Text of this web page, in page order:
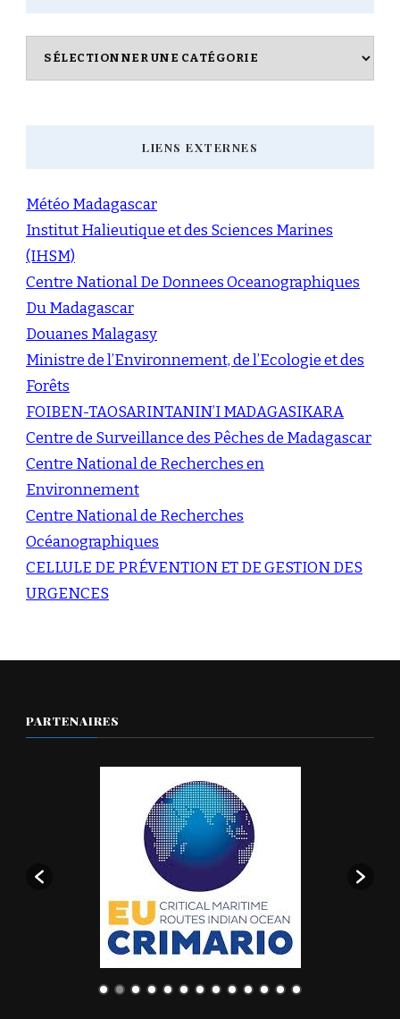
Catégories
LIENS EXTERNES
Météo Madagascar
Institut Halieutique et des Sciences Marines
(IHSM)
Centre National De Donnees Oceanographiques
Du Madagascar
Douanes Malagasy
Ministre de l’Environnement, de l’Ecologie et des
Forêts
FOIBEN-TAOSARINTANIN’I MADAGASIKARA
Centre de Surveillance des Pêches de Madagascar
Centre National de Recherches en
Environnement
Centre National de Recherches
Océanographiques
CELLULE DE PRÉVENTION ET DE GESTION DES
URGENCES
PARTENAIRES